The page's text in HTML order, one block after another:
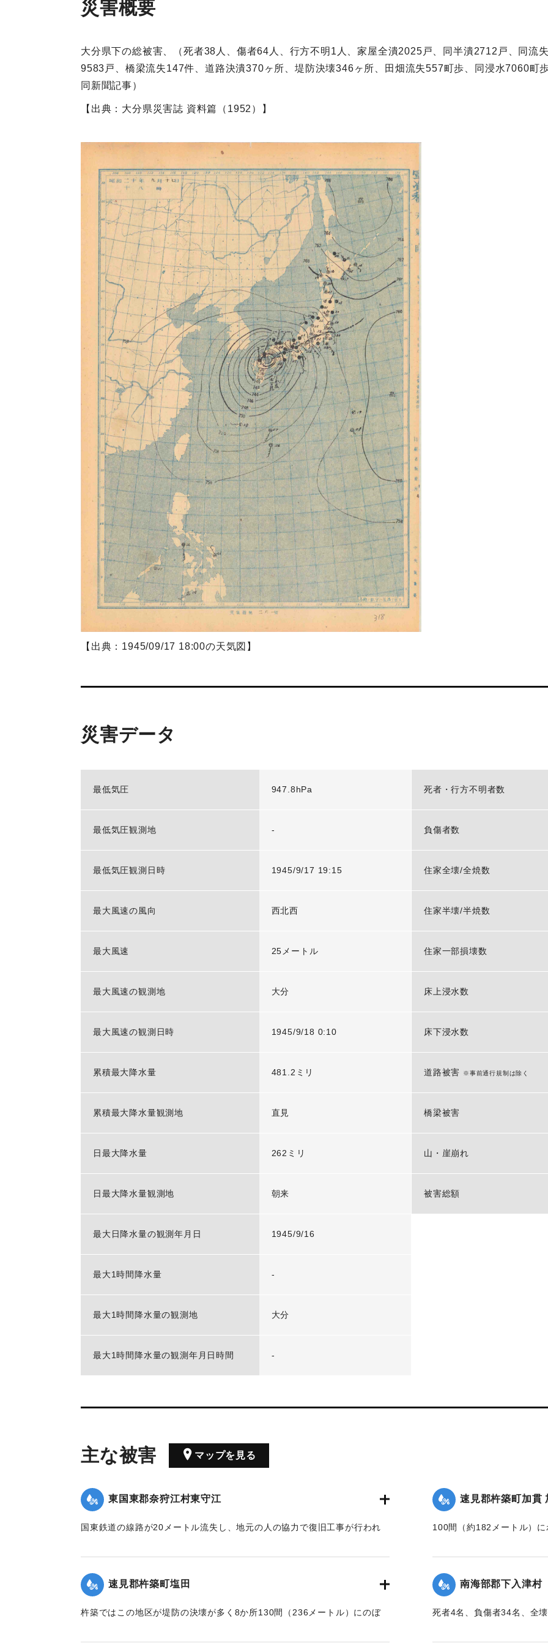
災害概要
大分県下の総被害、（死者38人、傷者64人、行方不明1人、家屋全潰2025戸、同半潰2712戸、同流
9583戸、橋梁流失147件、道路決潰370ヶ所、堤防決壊346ヶ所、田畑流失557町歩、同浸水7060町
同新聞記事）
【出典：大分県災害誌 資料篇（1952）】
【出典：1945/09/17 18:00の天気図】
災害データ
最低気圧 947.8hPa
最低気圧観測地 -
最低気圧観測日時 1945/9/17 19:15
最大風速の風向 西北西
最大風速 25メートル
最大風速の観測地 大分
最大風速の観測日時 1945/9/18 0:10
累積最大降水量 481.2ミリ
累積最大降水量観測地 直見
日最大降水量 262ミリ
日最大降水量観測地 朝来
最大日降水量の観測年月日 1945/9/16
最大1時間降水量 -
最大1時間降水量の観測地 大分
最大1時間降水量の観測年月日時間 -
死者・行方不明者数
負傷者数
住家全壊/全焼数
住家半壊/半焼数
住家一部損壊数
床上浸水数
床下浸水数
道路被害 ※事前通行規制は除く
橋梁被害
山・崖崩れ
被害総額
主な被害 マップを見る
東国東郡奈狩江村東守江
国東鉄道の線路が20メートル流失し、地元の人の協力で復旧工事が行われ
｜固有コード:
速見郡杵築町加貫
100間（約182メートル）
｜固有コード: 00483052
速見郡杵築町塩田
杵築ではこの地区が堤防の決壊が多く8か所130間（236メートル）にのぼ
南海部郡下入津村
死者4名、負傷者34名、全